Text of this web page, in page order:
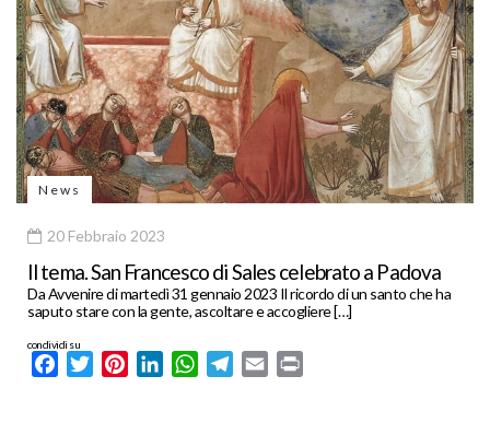
News
20 Febbraio 2023
Il tema. San Francesco di Sales celebrato a Padova
Da Avvenire di martedì 31 gennaio 2023 Il ricordo di un santo che ha
saputo stare con la gente, ascoltare e accogliere […]
condividi su
FacebookTwitterPinterestLinkedInWhatsApp
Telegram
Email